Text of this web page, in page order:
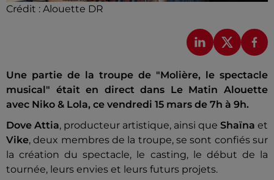
Crédit : Alouette DR
Une partie de la troupe de "Molière, le spectacle
musical" était en direct dans Le Matin Alouette
avec Niko & Lola, ce vendredi 15 mars de 7h à 9h.
Dove Attia, producteur artistique, ainsi que Shaïna et
Vike, deux membres de la troupe, se sont confiés sur
la création du spectacle, le casting, le début de la
tournée, leurs envies et leurs futurs projets.